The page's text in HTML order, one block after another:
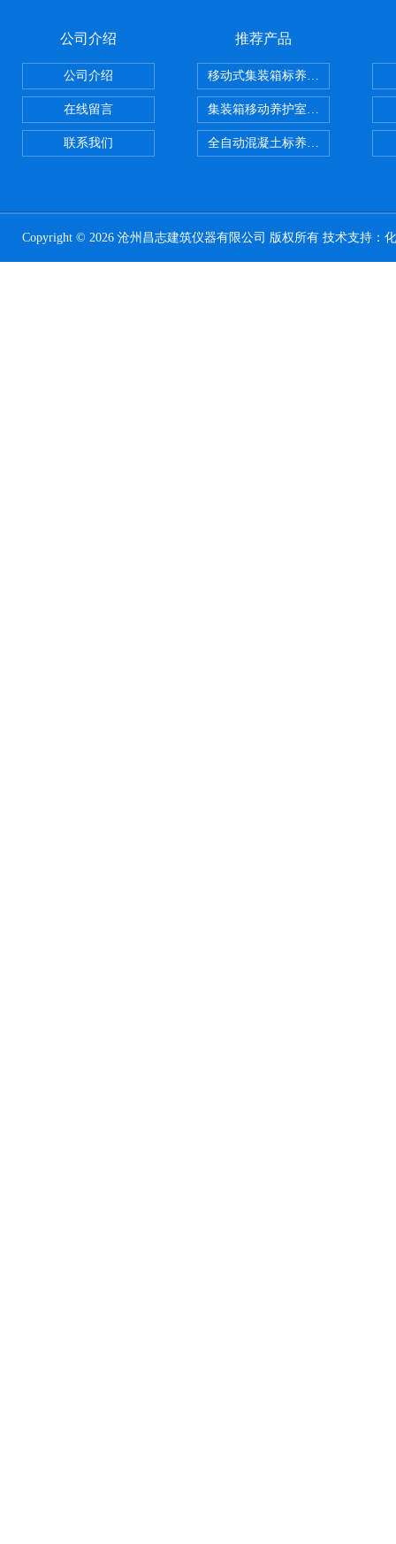
公司介绍
公司介绍
在线留言
联系我们
推荐产品
移动式集装箱标养室 养护室设备
集装箱移动养护室 标养室
全自动混凝土标养室恒温恒湿设备
Copyright © 2026 沧州昌志建筑仪器有限公司 版权所有 技术支持：